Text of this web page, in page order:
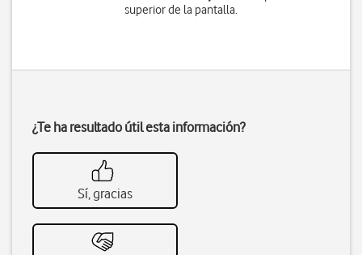
superior de la pantalla.
¿Te ha resultado útil esta información?
Sí, gracias